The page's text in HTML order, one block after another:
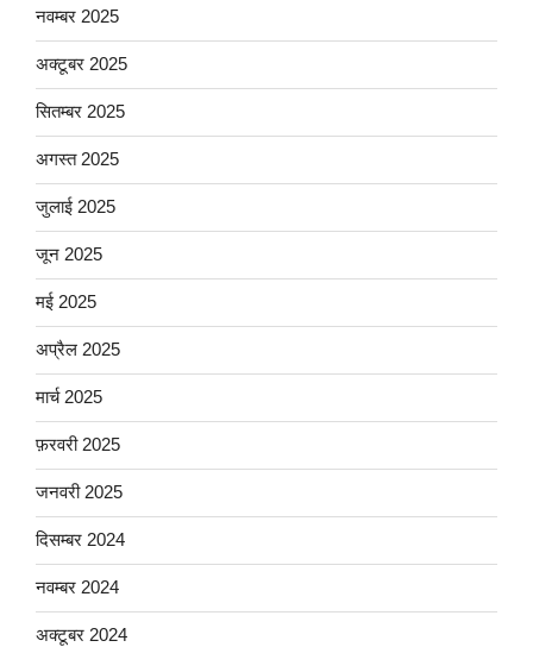
नवम्बर 2025
अक्टूबर 2025
सितम्बर 2025
अगस्त 2025
जुलाई 2025
जून 2025
मई 2025
अप्रैल 2025
मार्च 2025
फ़रवरी 2025
जनवरी 2025
दिसम्बर 2024
नवम्बर 2024
अक्टूबर 2024